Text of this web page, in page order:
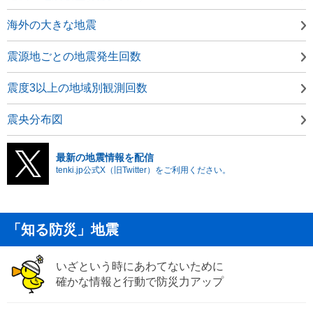
海外の大きな地震
震源地ごとの地震発生回数
震度3以上の地域別観測回数
震央分布図
最新の地震情報を配信
tenki.jp公式X（旧Twitter）をご利用ください。
「知る防災」地震
いざという時にあわてないために
確かな情報と行動で防災力アップ